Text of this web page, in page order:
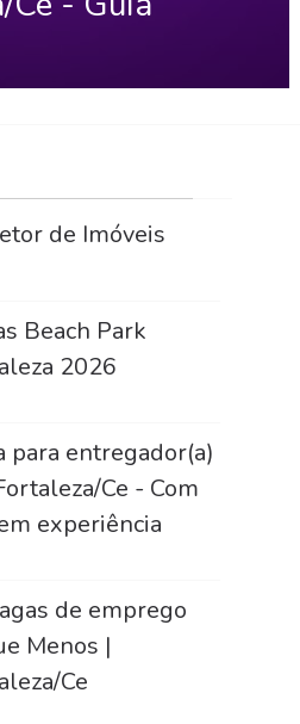
de Imóveis
Beach Park
2026
para entregador(a)
Ce - Com
experiência
de emprego
Menos |
Ce